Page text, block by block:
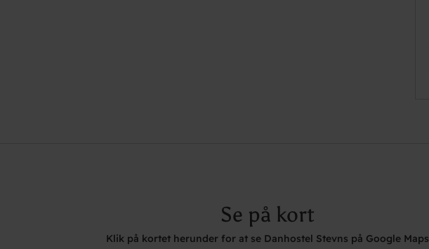
Se på kort
Klik på kortet herunder for at se Danhostel Stevns på Google Maps